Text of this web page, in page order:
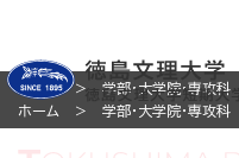
ホーム 学部・大学院・専攻科
ホーム
学部・大学院・専攻科